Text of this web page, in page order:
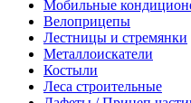
Мобильные
Велоприцепы
Лестницы и стремянки
Металлоискатели
Костыли
Леса строительные